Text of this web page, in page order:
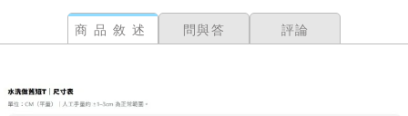
商品敘述 問與答 評論